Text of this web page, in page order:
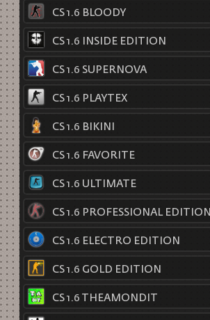
CS 1.6 BLOODY
CS 1.6 INSIDE EDITION
CS 1.6 SUPERNOVA
CS 1.6 PLAYTEX
CS 1.6 BIKINI
CS 1.6 FAVORITE
CS 1.6 ULTIMATE
CS 1.6 PROFESSIONAL EDITION
CS 1.6 ELECTRO EDITION
CS 1.6 GOLD EDITION
CS 1.6 THEAMONDIT